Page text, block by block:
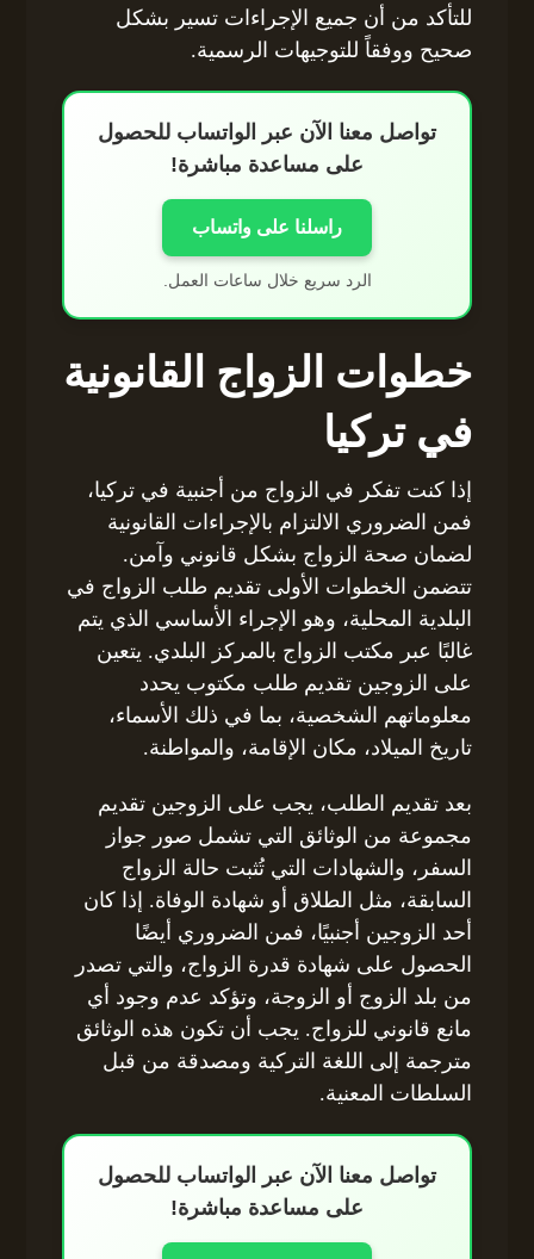
للتأكد من أن جميع الإجراءات تسير بشكل
صحيح ووفقاً للتوجيهات الرسمية.
تواصل معنا الآن عبر الواتساب للحصول
على مساعدة مباشرة!
راسلنا على واتساب
الرد سريع خلال ساعات العمل.
خطوات الزواج القانونية
في تركيا
إذا كنت تفكر في الزواج من أجنبية في تركيا،
فمن الضروري الالتزام بالإجراءات القانونية
لضمان صحة الزواج بشكل قانوني وآمن.
تتضمن الخطوات الأولى تقديم طلب الزواج في
البلدية المحلية، وهو الإجراء الأساسي الذي يتم
غالبًا عبر مكتب الزواج بالمركز البلدي. يتعين
على الزوجين تقديم طلب مكتوب يحدد
معلوماتهم الشخصية، بما في ذلك الأسماء،
تاريخ الميلاد، مكان الإقامة، والمواطنة.
بعد تقديم الطلب، يجب على الزوجين تقديم
مجموعة من الوثائق التي تشمل صور جواز
السفر، والشهادات التي تُثبت حالة الزواج
السابقة، مثل الطلاق أو شهادة الوفاة. إذا كان
أحد الزوجين أجنبيًا، فمن الضروري أيضًا
الحصول على شهادة قدرة الزواج، والتي تصدر
من بلد الزوج أو الزوجة، وتؤكد عدم وجود أي
مانع قانوني للزواج. يجب أن تكون هذه الوثائق
مترجمة إلى اللغة التركية ومصدقة من قبل
السلطات المعنية.
تواصل معنا الآن عبر الواتساب للحصول
على مساعدة مباشرة!